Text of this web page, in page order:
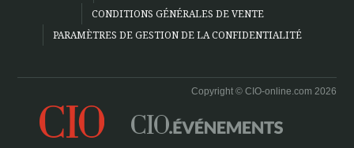
CONDITIONS GÉNÉRALES DE VENTE
PARAMÈTRES DE GESTION DE LA CONFIDENTIALITÉ
Copyright © CIO-online.com 2026